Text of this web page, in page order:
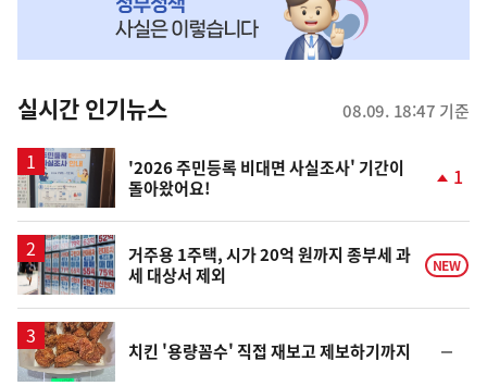
뉴
스
실시간 인기뉴스 08.09. 18:47 기준
'2026 주민등록 비대면 사실조사' 기간이
돌아왔어요!
승
1
거주용 1주택, 시가 20억 원까지 종부세 과
세 대상서 제외
NEW
치킨 '용량꼼수' 직접 재보고 제보하기까지